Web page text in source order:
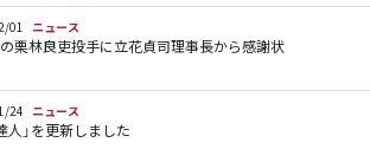
01 ニュース
栗林良吏投手に立花貞司理事長から感謝状
24 ニュース
人」を更新しました